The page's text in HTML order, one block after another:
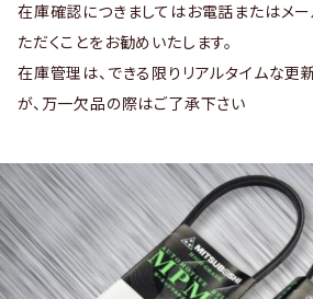
在庫確認につきましてはお電話またはメ
ただくことをお勧めいたします。
在庫管理は、できる限りリアルタイムな更
が、万一欠品の際はご了承下さい